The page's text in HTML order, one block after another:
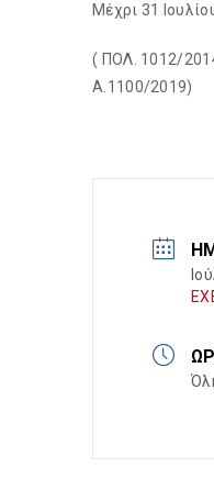
Μέχρι 31
( ΠΟΛ. 1012/
Α.1100/2019)